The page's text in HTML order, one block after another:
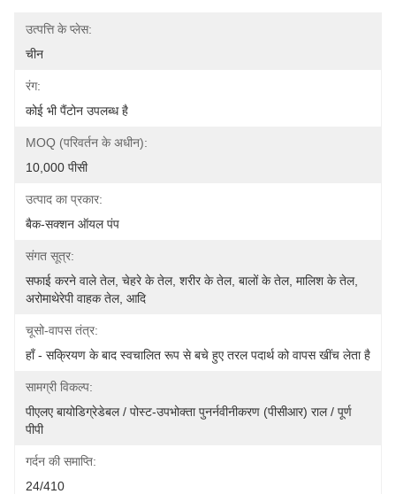
उत्पत्ति के प्लेस:
चीन
रंग:
कोई भी पैंटोन उपलब्ध है
MOQ (परिवर्तन के अधीन):
10,000 पीसी
उत्पाद का प्रकार:
बैक-सक्शन ऑयल पंप
संगत सूत्र:
सफाई करने वाले तेल, चेहरे के तेल, शरीर के तेल, बालों के तेल, मालिश के तेल,
अरोमाथेरेपी वाहक तेल, आदि
चूसो-वापस तंत्र:
हाँ - सक्रियण के बाद स्वचालित रूप से बचे हुए तरल पदार्थ को वापस खींच लेता है
सामग्री विकल्प:
पीएलए बायोडिग्रेडेबल / पोस्ट-उपभोक्ता पुनर्नवीनीकरण (पीसीआर) राल / पूर्ण
पीपी
गर्दन की समाप्ति:
24/410